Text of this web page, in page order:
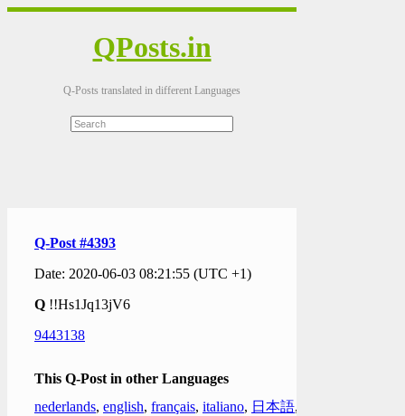
QPosts.in
Q-Posts translated in different Languages
Q-Post #4393
Date: 2020-06-03 08:21:55 (UTC +1)
Q !!Hs1Jq13jV6
9443138
This Q-Post in other Languages
nederlands, english, français, italiano, 日本語,